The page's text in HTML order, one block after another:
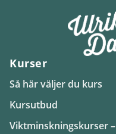
Kurser
Så här väljer du kurs
Kursutbud
Viktminskningskurser –